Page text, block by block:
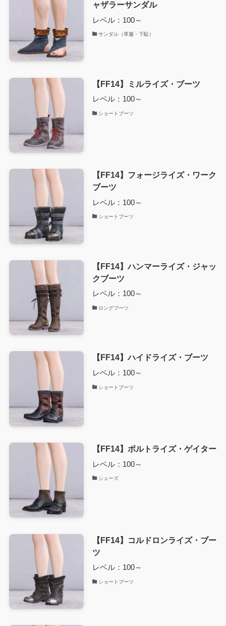
ャザラーサンダル
レベル：100～
サンダル（草履・下駄）
【FF14】ミルライズ・ブーツ
レベル：100～
ショートブーツ
【FF14】フォージライズ・ワーク
ブーツ
レベル：100～
ショートブーツ
【FF14】ハンマーライズ・ジャッ
クブーツ
レベル：100～
ロングブーツ
【FF14】ハイドライズ・ブーツ
レベル：100～
ショートブーツ
【FF14】ボルトライズ・ゲイター
レベル：100～
シューズ
【FF14】コルドロンライズ・ブー
ツ
レベル：100～
ショートブーツ